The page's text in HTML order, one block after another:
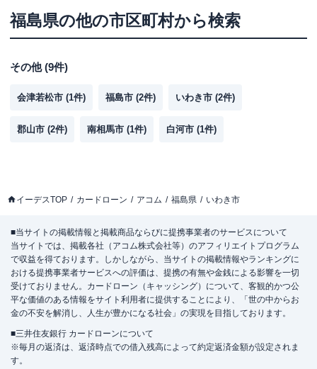
福島県の他の市区町村から検索
その他(9件)
会津若松市 (1件) 福島市 (2件) いわき市 (2件)
郡山市 (2件) 南相馬市 (1件) 白河市 (1件)
イーデスTOP カードローン アコム 福島県 いわき市
■当サイトの掲載情報と掲載商品ならびに提携事業者のサービスについて
当サイトでは、掲載各社（アコム株式会社等）のアフィリエイトプログラム
で収益を得ております。しかしながら、当サイトの掲載情報やランキングに
おける提携事業者サービスへの評価は、提携の有無や金銭による影響を一切
受けておりません。カードローン（キャッシング）について、客観的かつ公
平な価値のある情報をサイト利用者に提供することにより、「世の中からお
金の不安を解消し、人生が豊かになる社会」の実現を目指しております。
■三井住友銀行 カードローンについて
※毎月の返済は、返済時点での借入残高によって約定返済金額が設定されま
す。